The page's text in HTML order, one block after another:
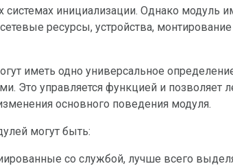
ресурсы, устройства,
Это управляется функцией и позволяет
основного поведения модуля.
могут быть: